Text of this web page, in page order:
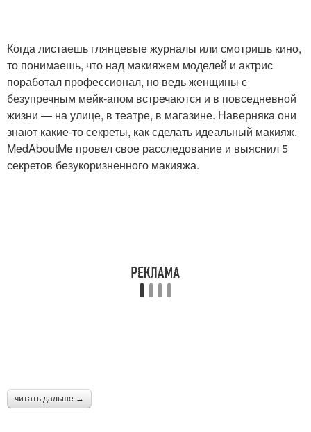
Когда листаешь глянцевые журналы или смотришь кино,
то понимаешь, что над макияжем моделей и актрис
поработал профессионал, но ведь женщины с
безупречным мейк-апом встречаются и в повседневной
жизни — на улице, в театре, в магазине. Наверняка они
знают какие-то секреты, как сделать идеальный макияж.
MedAboutMe провел свое расследование и выяснил 5
секретов безукоризненного макияжа.
читать дальше →